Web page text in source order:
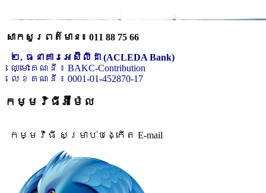
សាកសួរពត៌មាន៖ 011 88 75 66
២. ធនាគារអេស៊ីលីដា (ACLEDA Bank)
ឈ្មោះគណនី ៖ BAKC-Contribution
លេខគណនី ៖ 0001-01-452870-17
កម្មវិធីអ៊ីម៉ែល
កម្មវិធី សម្រាប់បង្កើត E-mail